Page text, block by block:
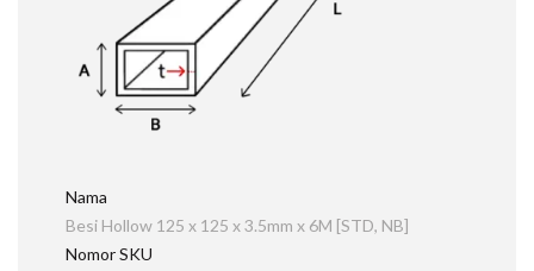
Nama
Besi Hollow 125 x 125 x 3.5mm x 6M [STD, NB]
Nomor SKU